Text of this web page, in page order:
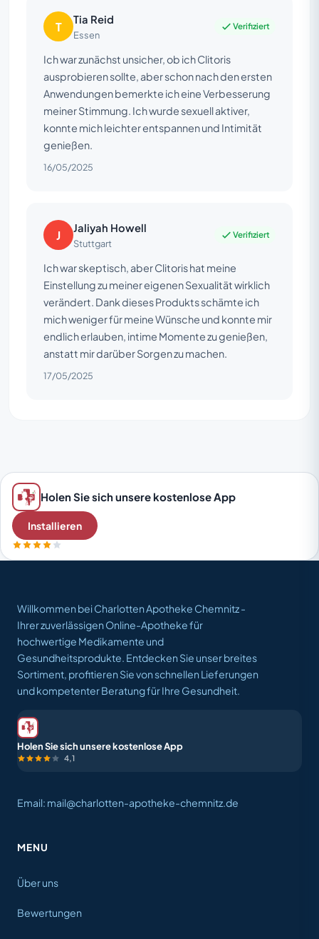
T Tia Reid
Essen
Verifiziert
Ich war zunächst unsicher, ob ich Clitoris
ausprobieren sollte, aber schon nach den ersten
Anwendungen bemerkte ich eine Verbesserung
meiner Stimmung. Ich wurde sexuell aktiver,
konnte mich leichter entspannen und Intimität
genießen.
16/05/2025
J Jaliyah Howell
Stuttgart
Verifiziert
Ich war skeptisch, aber Clitoris hat meine
Einstellung zu meiner eigenen Sexualität wirklich
verändert. Dank dieses Produkts schämte ich
mich weniger für meine Wünsche und konnte mir
endlich erlauben, intime Momente zu genießen,
anstatt mir darüber Sorgen zu machen.
17/05/2025
Holen Sie sich unsere kostenlose App
Installieren
Willkommen bei Charlotten Apotheke Chemnitz -
Ihrer zuverlässigen Online-Apotheke für
hochwertige Medikamente und
Gesundheitsprodukte. Entdecken Sie unser breites
Sortiment, profitieren Sie von schnellen Lieferungen
und kompetenter Beratung für Ihre Gesundheit.
Holen Sie sich unsere kostenlose App
4,1
Email: mail@charlotten-apotheke-chemnitz.de
MENU
Über uns
Bewertungen